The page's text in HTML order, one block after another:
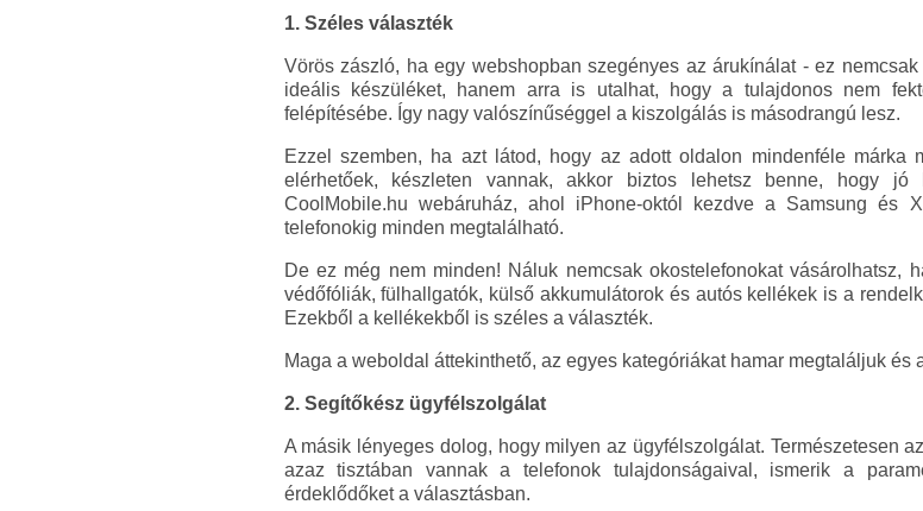
1. Széles választék
Vörös zászló, ha egy webshopban szegényes az árukínálat - ez
ideális készüléket, hanem arra is utalhat, hogy a tulajdonos nem
felépítésébe. Így nagy valószínűséggel a kiszolgálás is másodrangú lesz.
Ezzel szemben, ha azt látod, hogy az adott oldalon mindenféle márka
elérhetőek, készleten vannak, akkor biztos lehetsz benne, hogy
CoolMobile.hu webáruház, ahol iPhone-októl kezdve a Samsung és
telefonokig minden megtalálható.
De ez még nem minden! Náluk nemcsak okostelefonokat vásárolhatsz,
védőfóliák, fülhallgatók, külső akkumulátorok és autós kellékek is a
Ezekből a kellékekből is széles a választék.
Maga a weboldal áttekinthető, az egyes kategóriákat hamar megtaláljuk és
2. Segítőkész ügyfélszolgálat
A másik lényeges dolog, hogy milyen az ügyfélszolgálat. Természetesen
azaz tisztában vannak a telefonok tulajdonságaival, ismerik a
érdeklődőket a választásban.